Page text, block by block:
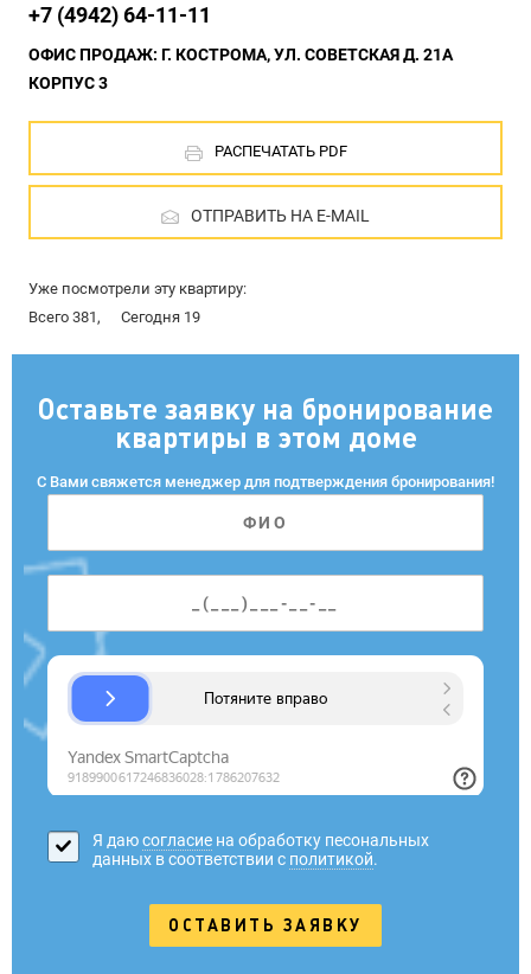
+7 (4942) 64-11-11
ОФИС ПРОДАЖ: Г. КОСТРОМА, УЛ. СОВЕТСКАЯ Д. 21А
КОРПУС 3
РАСПЕЧАТАТЬ PDF
ОТПРАВИТЬ НА E-MAIL
Уже посмотрели эту квартиру:
Всего 381,
Сегодня 19
Оставьте заявку на бронирование
квартиры в этом доме
С Вами свяжется менеджер для подтверждения бронирования!
Я даюсогласие на обработку песональных
данных в соответствии с политикой.